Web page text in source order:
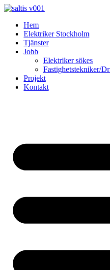
Skip
contentHem
Elektriker Stockholm
Tjänster
Jobb
Elektriker sökes
Fastighetstekniker/
Projekt
Kontakt